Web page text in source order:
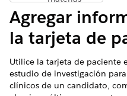
Agregar
la tarjeta de
Utilice la tarjeta de paciente
estudio de investigación
clínicos de un candidato,